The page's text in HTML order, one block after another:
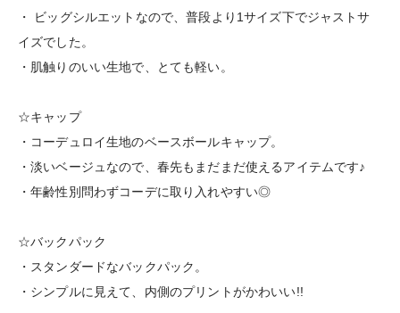
・ ビッグシルエットなので、普段より1サイズ下でジャストサ
イズでした。
・肌触りのいい生地で、とても軽い。
☆キャップ
・コーデュロイ生地のベースボールキャップ。
・淡いベージュなので、春先もまだまだ使えるアイテムです♪
・年齢性別問わずコーデに取り入れやすい◎
☆バックパック
・スタンダードなバックパック。
・シンプルに見えて、内側のプリントがかわいい!!